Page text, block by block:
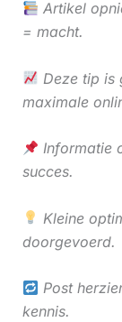
Artikel
= macht.
Deze tip is
maximale
Informatie
succes.
Kleine
doorgevoerd.
Post
kennis.